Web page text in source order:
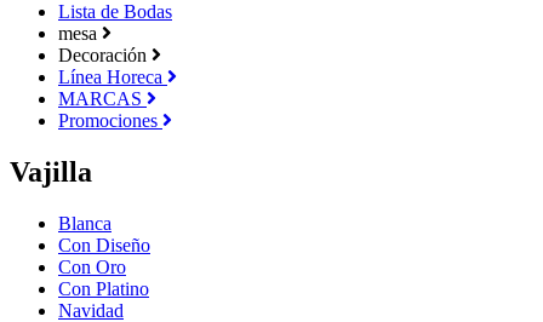
Lista de Bodas
mesa
Decoración
Línea Horeca
MARCAS
Promociones
Vajilla
Blanca
Con Diseño
Con Oro
Con Platino
Navidad